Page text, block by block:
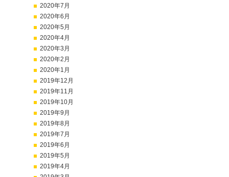
2020年7月
2020年6月
2020年5月
2020年4月
2020年3月
2020年2月
2020年1月
2019年12月
2019年11月
2019年10月
2019年9月
2019年8月
2019年7月
2019年6月
2019年5月
2019年4月